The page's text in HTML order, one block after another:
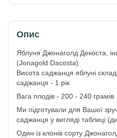
Опис
Яблуня Джонаголд Декоста,
(Jonagold Dacosta)
Висота саджанця яблуні
саджанця - 1 рік
Вага плодів - 200 - 240 грамів
Ми підготували для Вашої
саджанця у вигляді таблиці
Один із клонів сорту